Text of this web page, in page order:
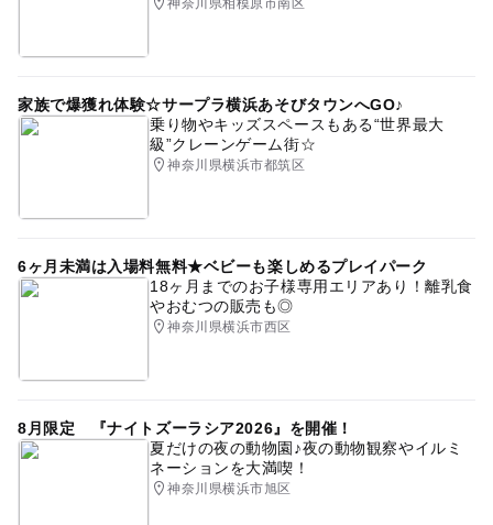
※撮影会・相談会のどちらか片方のみのご参加はできませ
※日本語での相談会参加が可能な方に限らせて頂きます。
タッフ等が出入りすることがあります。
※完全入れ替え制のため、ご予約時間の10 分以上前にご
来場されても入場することができない可能性があります。
染しないことを保証するものではありません。
録いただきましたメールアドレスにダウンロードサイトの
アドレスをお送いたします。サイトにアクセスしダウンロ
ードして下さい。
得ず中止となる場合がございますことをご了承ください。
※当日は販売・無理な勧誘などは一切行いません。
神奈川県相模原市南区
家族で爆獲れ体験☆サープラ横浜あそびタウンへGO♪
乗り物やキッズスペースもある“世界最大
級”クレーンゲーム街☆
神奈川県横浜市都筑区
6ヶ月未満は入場料無料★ベビーも楽しめるプレイパーク
18ヶ月までのお子様専用エリアあり！離乳食
やおむつの販売も◎
神奈川県横浜市西区
8月限定 『ナイトズーラシア2026』を開催！
夏だけの夜の動物園♪夜の動物観察やイルミ
ネーションを大満喫！
神奈川県横浜市旭区